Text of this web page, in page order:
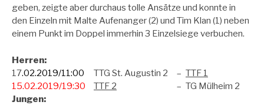
geben, zeigte aber durchaus tolle Ansätze und konnte in
den Einzeln mit Malte Aufenanger (2) und Tim Klan (1) neben
einem Punkt im Doppel immerhin 3 Einzelsiege verbuchen.
Herren:
17.02.2019/11:00 TTG St. Augustin 2 – TTF 1
15.02.2019/19:30
TTF 2 – TG Mülheim 2
Jungen: